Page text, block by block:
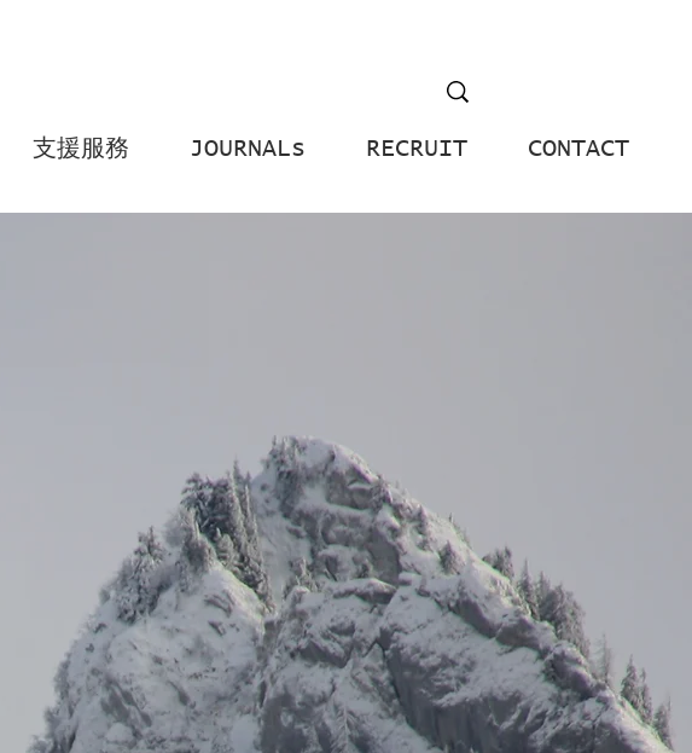
支援服務 JOURNALs RECRUIT CONTACT